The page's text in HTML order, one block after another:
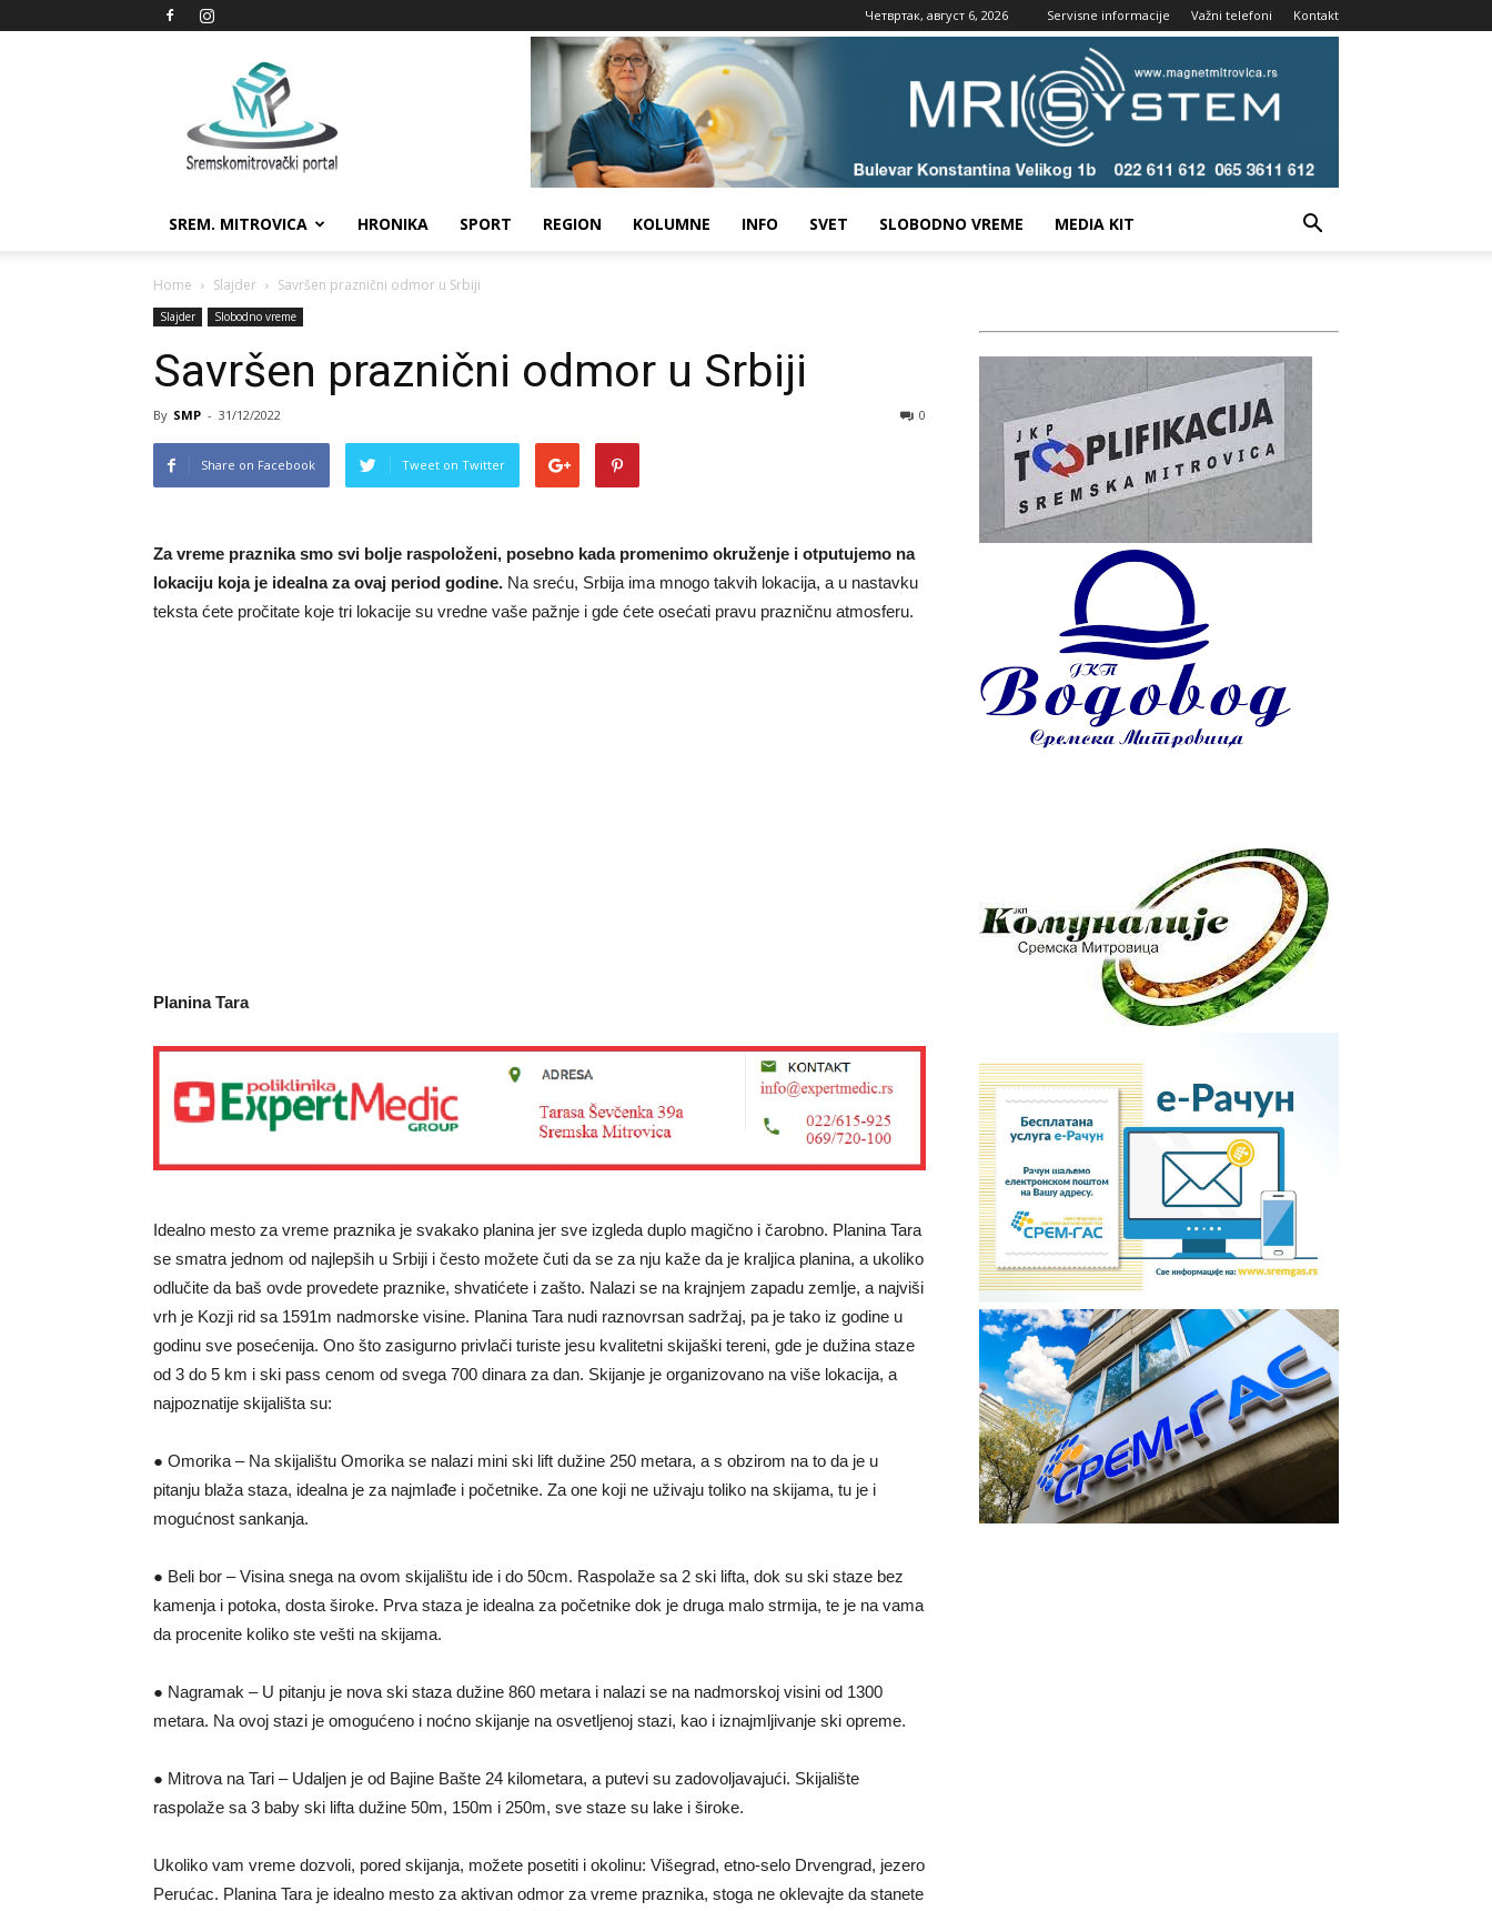
Четвртак, август 6, 2026 Servisne informacije Važni telefoni Kontakt
Sremskomitrovački
portal
SREM. MITROVICA HRONIKA SPORT REGION KOLUMNE INFO SVET SLOBODNO VREME MEDIA KIT
Home Slajder Savršen praznični odmor u Srbiji
Slajder Slobodno vreme
Savršen praznični odmor u Srbiji
By SMP - 31/12/2022 0
Share on Facebook Tweet on Twitter
Za vreme praznika smo svi bolje raspoloženi, posebno kada promenimo okruženje i otputujemo na
lokaciju koja je idealna za ovaj period godine. Na sreću, Srbija ima mnogo takvih lokacija, a u nastavku
teksta ćete pročitate koje tri lokacije su vredne vaše pažnje i gde ćete osećati pravu prazničnu atmosferu.
Planina Tara
Idealno mesto za vreme praznika je svakako planina jer sve izgleda duplo magično i čarobno. Planina Tara
se smatra jednom od najlepših u Srbiji i često možete čuti da se za nju kaže da je kraljica planina, a ukoliko
odlučite da baš ovde provedete praznike, shvatićete i zašto. Nalazi se na krajnjem zapadu zemlje, a najviši
vrh je Kozji rid sa 1591m nadmorske visine. Planina Tara nudi raznovrsan sadržaj, pa je tako iz godine u
godinu sve posećenija. Ono što zasigurno privlači turiste jesu kvalitetni skijaški tereni, gde je dužina staze
od 3 do 5 km i ski pass cenom od svega 700 dinara za dan. Skijanje je organizovano na više lokacija, a
najpoznatije skijališta su:
● Omorika – Na skijalištu Omorika se nalazi mini ski lift dužine 250 metara, a s obzirom na to da je u
pitanju blaža staza, idealna je za najmlađe i početnike. Za one koji ne uživaju toliko na skijama, tu je i
mogućnost sankanja.
● Beli bor – Visina snega na ovom skijalištu ide i do 50cm. Raspolaže sa 2 ski lifta, dok su ski staze bez
kamenja i potoka, dosta široke. Prva staza je idealna za početnike dok je druga malo strmija, te je na vama
da procenite koliko ste vešti na skijama.
● Nagramak – U pitanju je nova ski staza dužine 860 metara i nalazi se na nadmorskoj visini od 1300
metara. Na ovoj stazi je omogućeno i noćno skijanje na osvetljenoj stazi, kao i iznajmljivanje ski opreme.
● Mitrova na Tari – Udaljen je od Bajine Bašte 24 kilometara, a putevi su zadovoljavajući. Skijalište
raspolaže sa 3 baby ski lifta dužine 50m, 150m i 250m, sve staze su lake i široke.
Ukoliko vam vreme dozvoli, pored skijanja, možete posetiti i okolinu: Višegrad, etno-selo Drvengrad, jezero
Perućac. Planina Tara je idealno mesto za aktivan odmor za vreme praznika, stoga ne oklevajte da stanete